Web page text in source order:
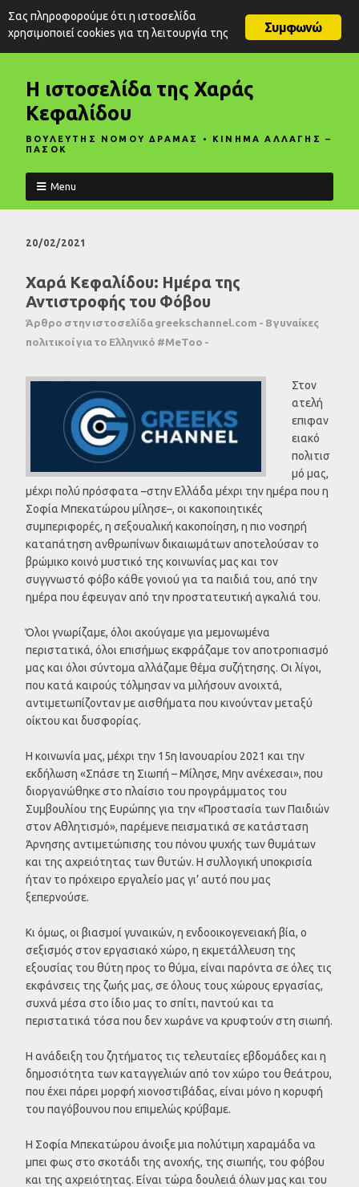
Η ιστοσελίδα της Χαράς
Κεφαλίδου
ΒΟΥΛΕΥΤΗΣ ΝΟΜΟΥ ΔΡΑΜΑΣ • ΚΙΝΗΜΑ ΑΛΛΑΓΗΣ –
ΠΑΣΟΚ
Menu
20/02/2021
Χαρά Κεφαλίδου: Ημέρα της
Αντιστροφής του Φόβου
Άρθρο στην ιστοσελίδα greekschannel.com - 8 γυναίκες
πολιτικοί για το Ελληνικό #MeToo -
Στον
ατελή
επιφαν
ειακό
πολιτισ
μό μας,
μέχρι πολύ πρόσφατα –στην Ελλάδα μέχρι την ημέρα που η
Σοφία Μπεκατώρου μίλησε–, οι κακοποιητικές
συμπεριφορές, η σεξουαλική κακοποίηση, η πιο νοσηρή
καταπάτηση ανθρωπίνων δικαιωμάτων αποτελούσαν το
βρώμικο κοινό μυστικό της κοινωνίας μας και τον
συγγνωστό φόβο κάθε γονιού για τα παιδιά του, από την
ημέρα που έφευγαν από την προστατευτική αγκαλιά του.
Όλοι γνωρίζαμε, όλοι ακούγαμε για μεμονωμένα
περιστατικά, όλοι επισήμως εκφράζαμε τον αποτροπιασμό
μας και όλοι σύντομα αλλάζαμε θέμα συζήτησης. Οι λίγοι,
που κατά καιρούς τόλμησαν να μιλήσουν ανοιχτά,
αντιμετωπίζονταν με αισθήματα που κινούνταν μεταξύ
οίκτου και δυσφορίας.
Η κοινωνία μας, μέχρι την 15η Ιανουαρίου 2021 και την
εκδήλωση «Σπάσε τη Σιωπή – Μίλησε, Μην ανέχεσαι», που
διοργανώθηκε στο πλαίσιο του προγράμματος του
Συμβουλίου της Ευρώπης για την «Προστασία των Παιδιών
στον Αθλητισμό», παρέμενε πεισματικά σε κατάσταση
Άρνησης αντιμετώπισης του πόνου ψυχής των θυμάτων
και της αχρειότητας των θυτών. Η συλλογική υποκρισία
ήταν το πρόχειρο εργαλείο μας γι’ αυτό που μας
ξεπερνούσε.
Κι όμως, οι βιασμοί γυναικών, η ενδοοικογενειακή βία, ο
σεξισμός στον εργασιακό χώρο, η εκμετάλλευση της
εξουσίας του θύτη προς το θύμα, είναι παρόντα σε όλες τις
εκφάνσεις της ζωής μας, σε όλους τους χώρους εργασίας,
συχνά μέσα στο ίδιο μας το σπίτι, παντού και τα
περιστατικά τόσα που δεν χωράνε να κρυφτούν στη σιωπή.
Η ανάδειξη του ζητήματος τις τελευταίες εβδομάδες και η
δημοσιότητα των καταγγελιών από τον χώρο του θεάτρου,
που έχει πάρει μορφή χιονοστιβάδας, είναι μόνο η κορυφή
του παγόβουνου που επιμελώς κρύβαμε.
Η Σοφία Μπεκατώρου άνοιξε μια πολύτιμη χαραμάδα να
μπει φως στο σκοτάδι της ανοχής, της σιωπής, του φόβου
και της αχρειότητας. Είναι τώρα δουλειά όλων μας και του
Συμφωνώ
Σας πληροφορούμε ότι η ιστοσελίδα
χρησιμοποιεί cookies για τη λειτουργία της